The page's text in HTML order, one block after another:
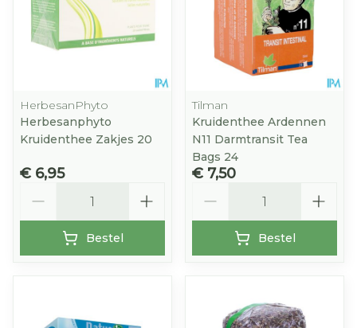
HerbesanPhyto
Herbesanphyto
Kruidenthee Zakjes 20
€ 6,95
Bestel
Tilman
Kruidenthee Ardennen
N11 Darmtransit Tea
Bags 24
€ 7,50
Bestel